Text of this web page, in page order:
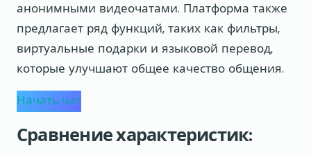
анонимными видеочатами. Платформа также
предлагает ряд функций, таких как фильтры,
виртуальные подарки и языковой перевод,
которые улучшают общее качество общения.
Начать чат
Сравнение характеристик: